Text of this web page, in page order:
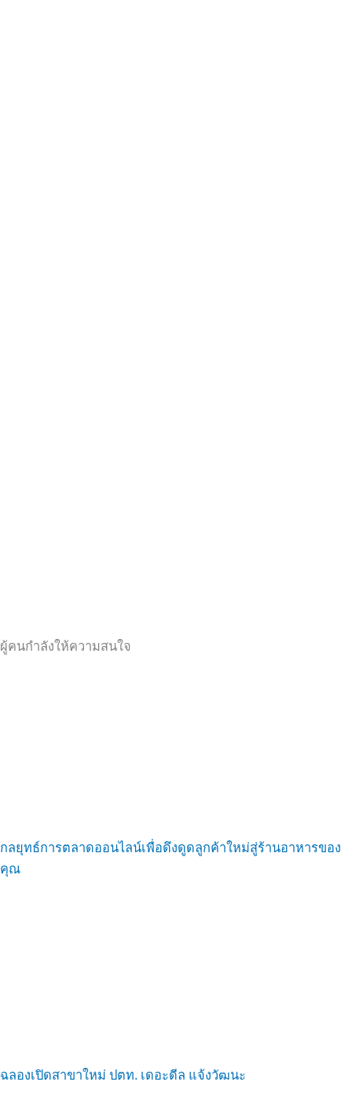
ผู้คนกำลังให้ความสนใจ
กลยุทธ์การตลาดออนไลน์เพื่อดึงดูดลูกค้าใหม่สู่ร้านอาหารของ
คุณ
ฉลองเปิดสาขาใหม่ ปตท. เดอะดีล แจ้งวัฒนะ